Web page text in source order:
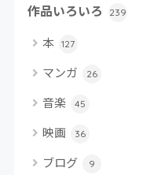
作品いろいろ 239
本 127
マンガ 26
音楽 45
映画 36
ブログ 9